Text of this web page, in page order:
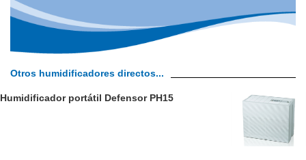
Otros humidificadores directos...
Humidificador portátil Defensor PH15